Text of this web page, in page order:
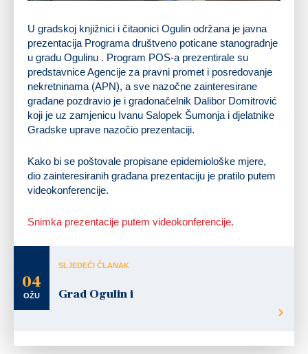
U gradskoj knjižnici i čitaonici Ogulin održana je javna
prezentacija Programa društveno poticane stanogradnje
u gradu Ogulinu . Program POS-a prezentirale su
predstavnice Agencije za pravni promet i posredovanje
nekretninama (APN), a sve nazočne zainteresirane
građane pozdravio je i gradonačelnik Dalibor Domitrović
koji je uz zamjenicu Ivanu Salopek Šumonja i djelatnike
Gradske uprave nazočio prezentaciji.
Kako bi se poštovale propisane epidemiološke mjere,
dio zainteresiranih građana prezentaciju je pratilo putem
videokonferencije.
Snimka prezentacije putem videokonferencije.
04
OŽU
SLJEDEĆI ČLANAK
Grad Ogulin i